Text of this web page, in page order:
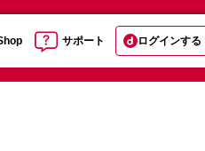
サポート ログインする